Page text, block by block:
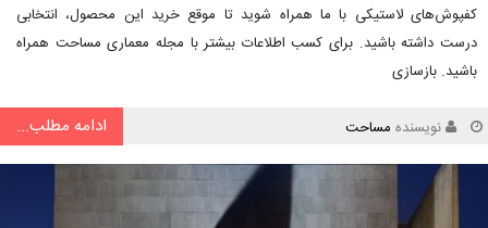
کفپوش‌های لاستیکی با ما همراه شوید تا موقع خرید این محصول، انتخابی
درست داشته باشید. برای کسب اطلاعات بیشتر با مجله معماری مساحت همراه
باشید. بازسازی
نویسنده مساحت ادامه مطلب...